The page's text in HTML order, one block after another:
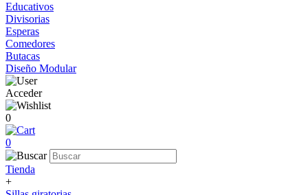
Educativos
Divisorias
Esperas
Comedores
Butacas
Diseño Modular
Acceder
0
0
Tienda
+